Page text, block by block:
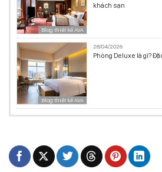
Blog thiết kế AVA
khách sạn
Blog thiết kế AVA
28/04/2026
Phòng Deluxe là gì?